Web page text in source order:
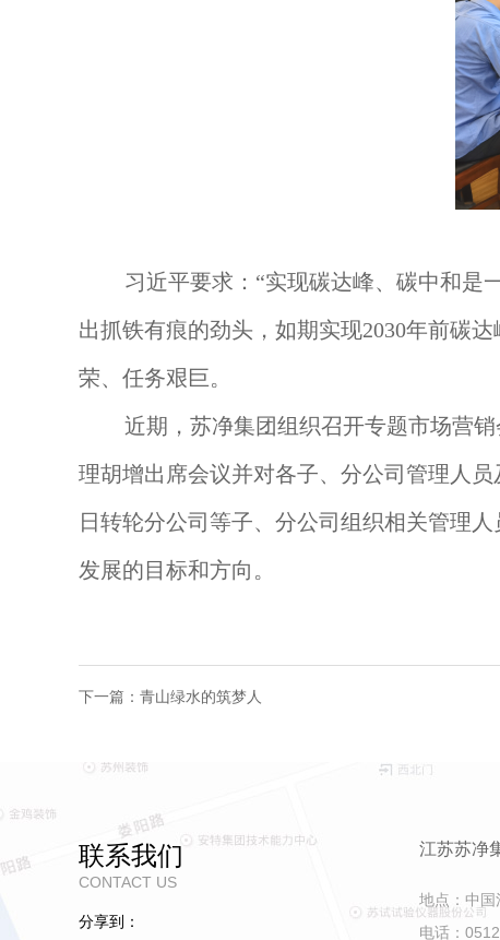
习近平要求：“实现碳达峰、碳中和是
出抓铁有痕的劲头，如期实现2030年前碳
荣、任务艰巨。
近期，苏净集团组织召开专题市场营
理胡增出席会议并对各子、分公司管理人
日转轮分公司等子、分公司组织相关管理
发展的目标和方向。
下一篇：青山绿水的筑梦人
联系我们
CONTACT US
分享到：
江苏苏净
地点：中
电话：